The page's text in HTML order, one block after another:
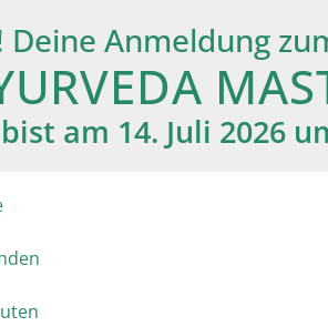
Deine Anmeldung
am 14. Juli 2026